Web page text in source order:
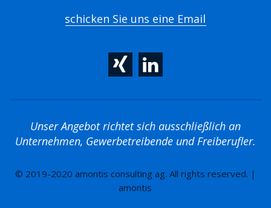
schicken Sie uns eine Email
Unser Angebot richtet sich ausschließlich an
Unternehmen, Gewerbetreibende und Freiberufler.
© 2019-2020 amontis consulting ag. All rights reserved. |
amontis